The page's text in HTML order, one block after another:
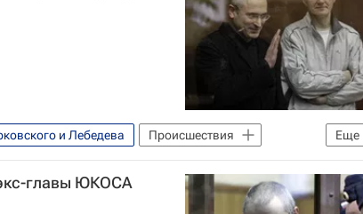
Еще
и Лебедева
Происшествия
и Лебедеву
экс-главы ЮКОСА